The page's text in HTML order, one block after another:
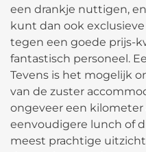
een drankje nuttigen,
kunt dan ook
tegen een goede prijs-
fantastisch personeel.
Tevens is het mogelijk
van de zuster
ongeveer een kilometer
eenvoudigere lunch of
meest prachtige